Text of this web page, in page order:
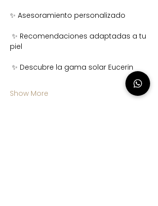
✨ Asesoramiento personalizado
piel
✨ Descubre la gama solar Eucerin
Show More